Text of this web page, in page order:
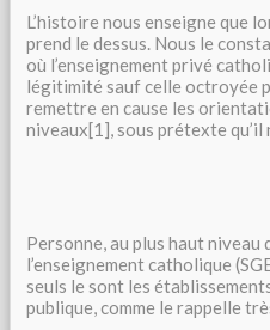
L’histoire nous enseigne que
prend le dessus. Nous le
où l’enseignement privé
légitimité sauf celle octroyée
remettre en cause les
niveaux[1], sous prétexte qu’il
Personne, au plus haut niveau
l’enseignement catholique
seuls le sont les
publique, comme le rappelle